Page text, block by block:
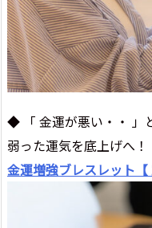
◆ 「 金運が悪い・・ 」
弱った運気を底上げへ！
金運増強ブレスレット【